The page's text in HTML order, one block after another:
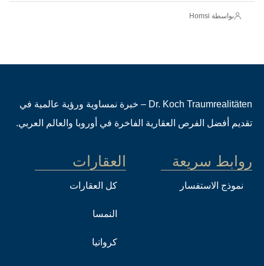
بواسطة Homsi
Dr. Koch Traumrealitäten – خبرة نمساوية ورؤية عالمية في
تقديم أفضل الفرص العقارية الفاخرة في أوروبا والعالم العربي.
روابط سريعة
نموذج الاستفسار
العقارات
كل العقارات
النمسا
كرواتيا